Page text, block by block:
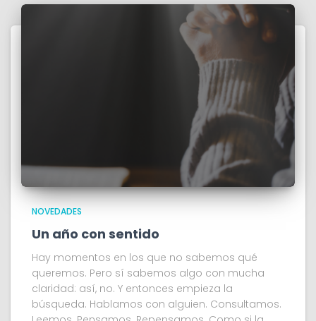
NOVEDADES
Un año con sentido
Hay momentos en los que no sabemos qué
queremos. Pero sí sabemos algo con mucha
claridad: así, no. Y entonces empieza la
búsqueda. Hablamos con alguien. Consultamos.